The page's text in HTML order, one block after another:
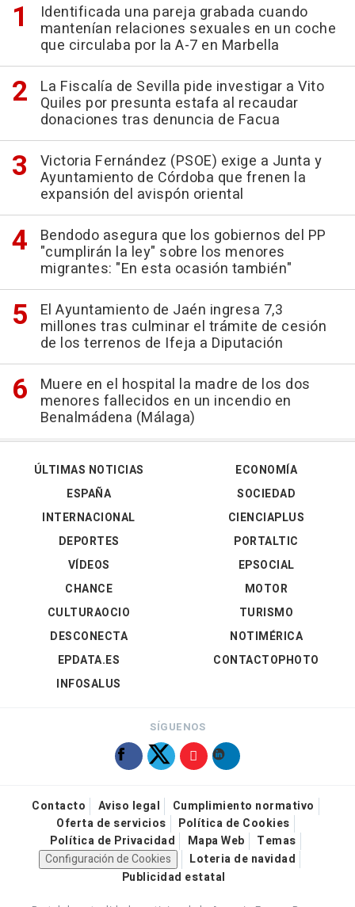
Identificada una pareja grabada cuando
mantenían relaciones sexuales en un coche
que circulaba por la A-7 en Marbella
La Fiscalía de Sevilla pide investigar a Vito
Quiles por presunta estafa al recaudar
donaciones tras denuncia de Facua
Victoria Fernández (PSOE) exige a Junta y
Ayuntamiento de Córdoba que frenen la
expansión del avispón oriental
Bendodo asegura que los gobiernos del PP
"cumplirán la ley" sobre los menores
migrantes: "En esta ocasión también"
El Ayuntamiento de Jaén ingresa 7,3
millones tras culminar el trámite de cesión
de los terrenos de Ifeja a Diputación
Muere en el hospital la madre de los dos
menores fallecidos en un incendio en
Benalmádena (Málaga)
ÚLTIMAS NOTICIAS
ESPAÑA
INTERNACIONAL
DEPORTES
VÍDEOS
ECONOMÍA
SOCIEDAD
CIENCIAPLUS
PORTALTIC
EPSOCIAL
CHANCE
CULTURAOCIO
DESCONECTA
EPDATA.ES
INFOSALUS
MOTOR
TURISMO
NOTIMÉRICA
CONTACTOPHOTO
SÍGUENOS
Contacto Aviso legal
Cumplimiento normativo
Oferta de servicios
Política de Cookies
Política de Privacidad
Mapa Web
Temas
Configuración de Cookies
Loteria de navidad
Publicidad estatal